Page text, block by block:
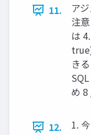
11.
ア
注
は
き
め
12. 1.